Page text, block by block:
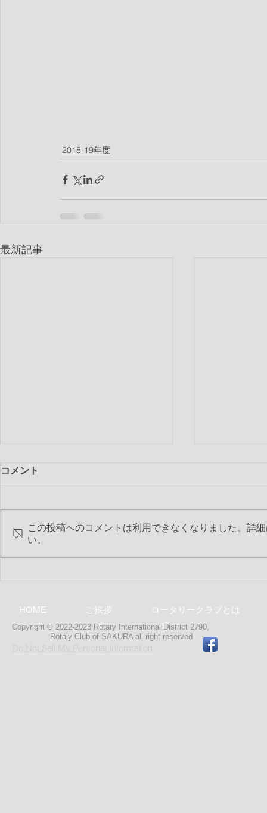
2018-19年度
最新記事
第2284回 2018-19年度 最終特
コメント
この投稿へのコメントは利用できなくなりました。詳
い。
HOME ご挨拶 ロータリークラブとは
Copyright © 2022-2023 Rotary International District 2790,
Rotaly Club of SAKURA all right reserved